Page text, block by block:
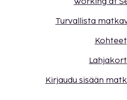
Turvallista
Kohteet
Kirjaudu sisään